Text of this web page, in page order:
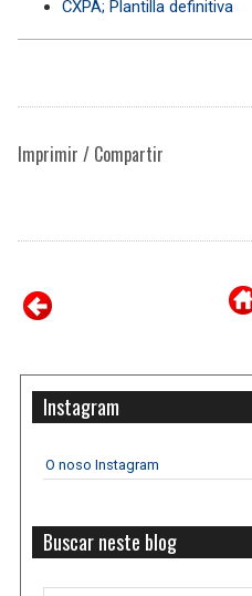
CXPA; Plantilla definitiva
Imprimir / Compartir
Instagram
O noso Instagram
Buscar neste blog